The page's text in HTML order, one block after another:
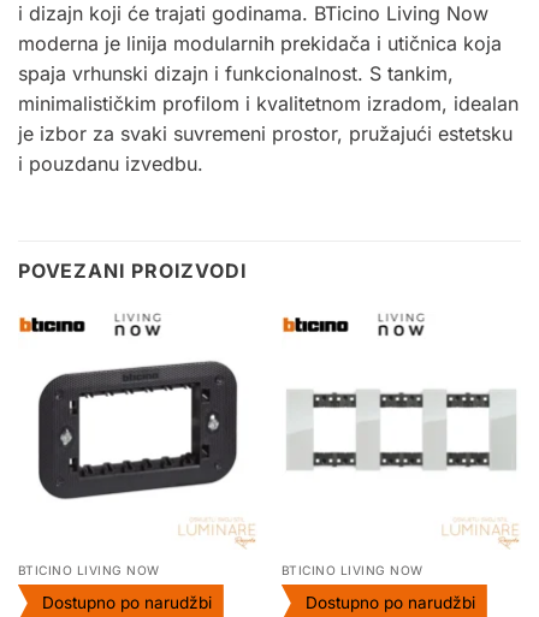
i dizajn koji će trajati godinama. BTicino Living Now
moderna je linija modularnih prekidača i utičnica koja
spaja vrhunski dizajn i funkcionalnost. S tankim,
minimalističkim profilom i kvalitetnom izradom, idealan
je izbor za svaki suvremeni prostor, pružajući estetsku
i pouzdanu izvedbu.
POVEZANI PROIZVODI
BTICINO LIVING NOW
Dostupno po narudžbi
BTICINO LIVING NOW
Dostupno po narudžbi